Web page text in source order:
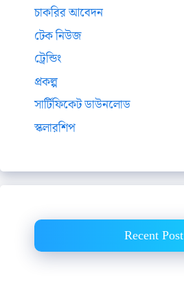
চাকরির আবেদন
টেক নিউজ
ট্রেন্ডিং
প্রকল্প
সার্টিফিকেট ডাউনলোড
স্কলারশিপ
Recent Post